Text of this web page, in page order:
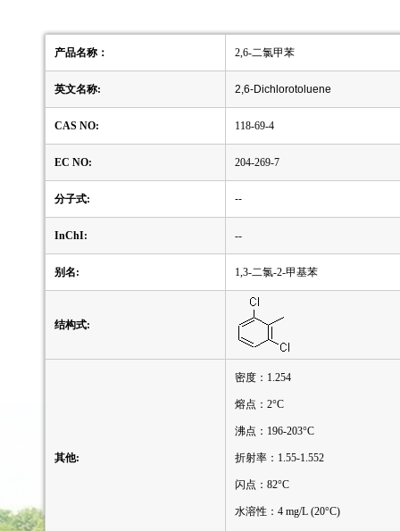
产品名称： 2,6-二氯甲苯
英文名称: 2,6-Dichlorotoluene
CAS NO: 118-69-4
EC NO: 204-269-7
分子式: --
InChI: --
别名: 1,3-二氯-2-甲基苯
结构式:
其他:
密度：1.254
熔点：2°C
沸点：196-203°C
折射率：1.55-1.552
闪点：82°C
水溶性：4 mg/L (20°C)